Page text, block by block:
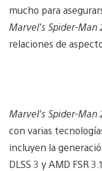
mucho para
Marvel’s Spider-Man
relaciones de
Marvel’s Spider-Man
con varias
incluyen la
DLSS 3 y AMD FSR 3.1.